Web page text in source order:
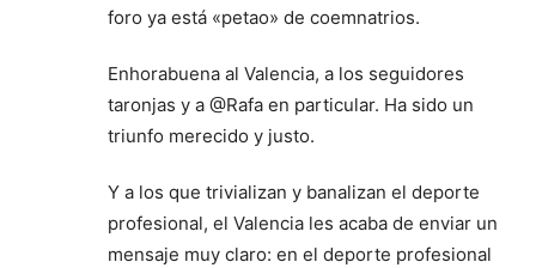
foro ya está «petao» de coemnatrios.
Enhorabuena al Valencia, a los seguidores
taronjas y a @Rafa en particular. Ha sido un
triunfo merecido y justo.
Y a los que trivializan y banalizan el deporte
profesional, el Valencia les acaba de enviar un
mensaje muy claro: en el deporte profesional